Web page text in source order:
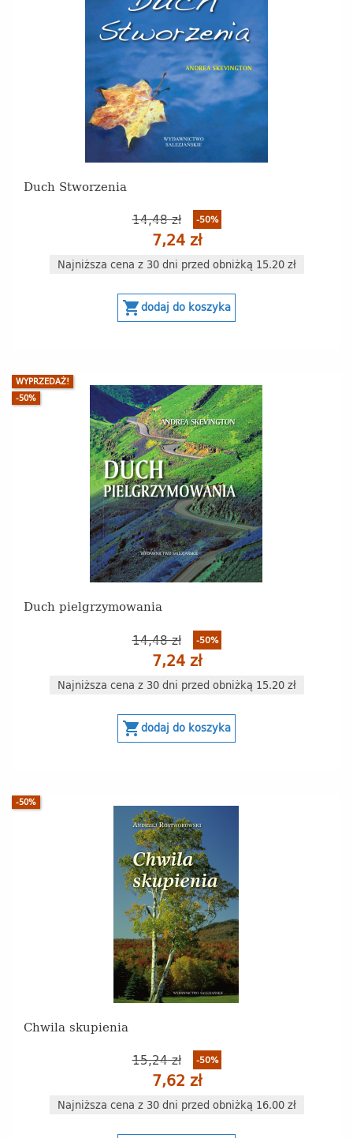
Duch Stworzenia
14,48 zł -50%
7,24 zł
Najniższa cena z 30 dni przed obniżką 15.20 zł
shopping_cartdodaj do koszyka
Duch pielgrzymowania
14,48 zł -50%
7,24 zł
Najniższa cena z 30 dni przed obniżką 15.20 zł
WYPRZEDAŻ!
-50%
shopping_cartdodaj do koszyka
Chwila skupienia
15,24 zł -50%
7,62 zł
Najniższa cena z 30 dni przed obniżką 16.00 zł
-50%